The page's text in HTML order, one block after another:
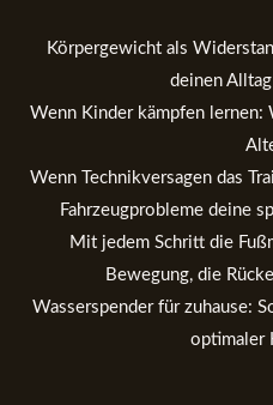
Körpergewicht als
deinen
Wenn Kinder kämpfen lernen:
Wenn Technikversagen das
Fahrzeugprobleme deine
Mit jedem Schritt die
Bewegung, die
Wasserspender für zuhause:
optimaler